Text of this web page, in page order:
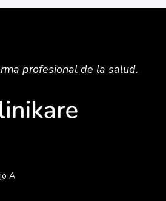
profesionalde la salud.
A